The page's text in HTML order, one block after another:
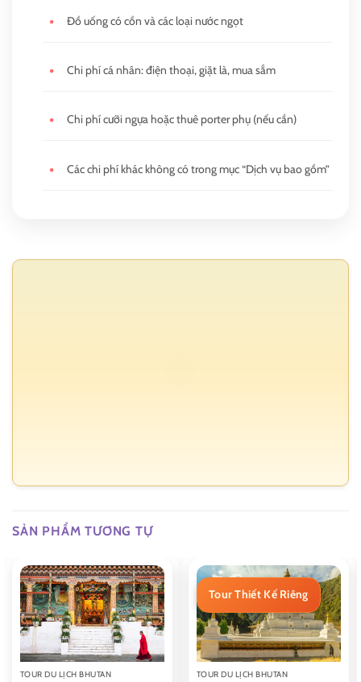
• Đồ uống có cồn và các loại nước ngọt
• Chi phí cá nhân: điện thoại, giặt là, mua sắm
• Chi phí cưỡi ngựa hoặc thuê porter phụ (nếu cần)
• Các chi phí khác không có trong mục “Dịch vụ bao gồm”
SẢN PHẨM TƯƠNG TỰ
TOUR DU LỊCH BHUTAN
Tour Thiết Kế Riêng
TOUR DU LỊCH BHUTAN